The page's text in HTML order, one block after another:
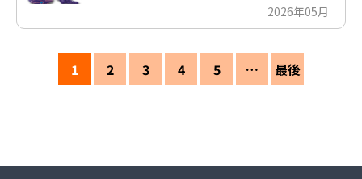
2026年05月
1 2 3 4 5 … 最後